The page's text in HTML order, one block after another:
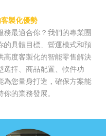
製化優勢
務最適合你？我們的專業團
的具體目標、營運模式和預
高度客製化的智能零售解決
選擇、商品配置、軟件功
為您量身打造，確保方案能
的業務發展。